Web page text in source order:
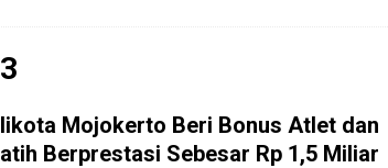
Mojokerto Beri Bonus Atlet dan
Berprestasi Sebesar Rp 1,5 Miliar